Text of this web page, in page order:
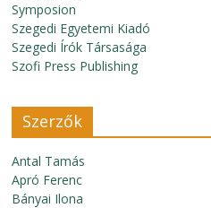
Symposion
Szegedi Egyetemi Kiadó
Szegedi Írók Társasága
Szofi Press Publishing
Szerzők
Antal Tamás
Apró Ferenc
Bányai Ilona